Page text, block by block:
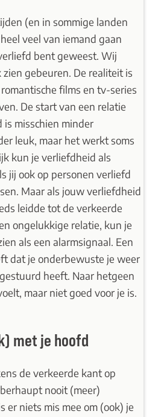
(en in sommige landen
veel van iemand gaan
bent geweest. Wij
gebeuren. De realiteit is
films en tv-series
De start van een relatie
misschien minder
leuk, maar het werkt soms
kun je verliefdheid als
jij ook op personen verliefd
Maar als jouw verliefdheid
leidde tot de verkeerde
ongelukkige relatie, kun je
als een alarmsignaal. Een
dat je onderbewuste je weer
heeft. Naar hetgeen
maar niet goed voor je is.
met je hoofd
de verkeerde kant op
nooit (meer)
er niets mis mee om (ook) je